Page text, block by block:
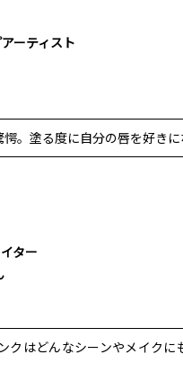
ーティスト
。塗る度に自分の唇を好き
ター
クはどんなシーンやメイクに